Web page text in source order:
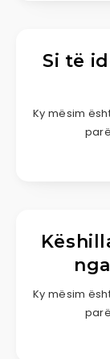
Si të
Ky mësim
Ky mësim